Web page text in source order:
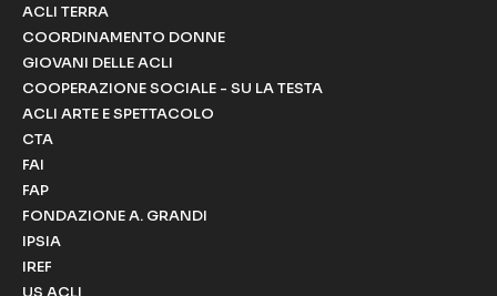
ACLI TERRA
COORDINAMENTO DONNE
GIOVANI DELLE ACLI
COOPERAZIONE SOCIALE - SU LA TESTA
ACLI ARTE E SPETTACOLO
CTA
FAI
FAP
FONDAZIONE A. GRANDI
IPSIA
IREF
US ACLI